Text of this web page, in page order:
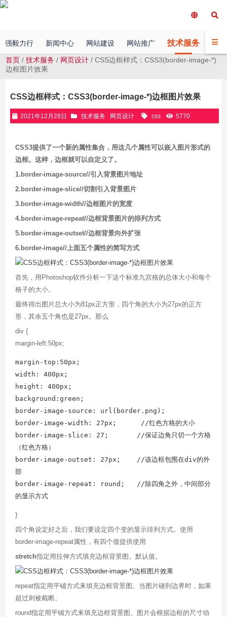
强毅力行 新闻中心 网站建设 网站推广 技术服务 客
首页 /技术服务 / 网页设计 / CSS边框样式：CSS3(border-image-*)
边框图片效果
CSS边框样式：CSS3(border-image-*)边框图片效果
2021年12月28日 技术服务 网页设计 css 5770
CSS3提供了一个新的属性集合，用这几个属性可以嵌入图片形式的
边框。这样，边框就可以自定义了。
1.border-image-source//引入背景图片地址
2.border-image-slice//切割引入背景图片
3.border-image-width//边框图片的宽度
4.border-image-repeat//边框背景图片的排列方式
5.border-image-outset//边框背景向外扩张
6.border-image//上面五个属性的简写方式
首先，用Photoshop软件分析一下这个标准九宫格的总体大小和每个
格子的大小。
最终得出图片总大小为81px正方形，四个角的大小为27px的正方
形，其余五个角也是27px。那么
div {
margin-left:50px;
margin-top:50px;
width: 400px;
height: 400px;
background:green;
border-image-source: url(border.png);
border-image-width: 27px;      //红色方格的大小
border-image-slice: 27;       //保证边角只切一个方格
（红色方格）
border-image-outset: 27px;    //该边框包围在div的外
部
border-image-repeat: round;   //除四角之外，中间部分
的显示方式
}
四个角设定好之后，我们要设定四个变的显示排列方式。使用
border-image-repeat属性，有四个值提供使用
stretch指定用拉伸方式填充边框背景图。默认值。
repeat指定用平铺方式来填充边框背景图。当图片碰到边界时，如果
超过则被截断。
round指定用平铺方式来填充边框背景图。图片会根据边框的尺寸动